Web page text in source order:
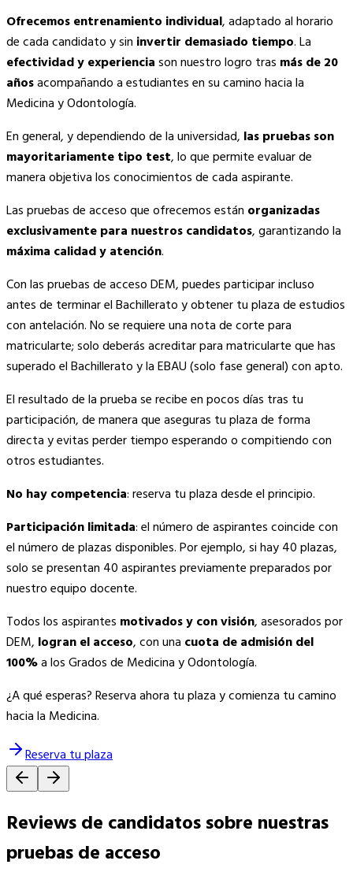
Ofrecemos entrenamiento individual, adaptado al horario
de cada candidato y sin invertir demasiado tiempo. La
efectividad y experienciason nuestro logro tras más de 20
añosacompañando a estudiantes en su camino hacia la
Medicina y Odontología.
En general, y dependiendo de la universidad, las pruebas son
mayoritariamente tipo test, lo que permite evaluar de
manera objetiva los conocimientos de cada aspirante.
Las pruebas de acceso que ofrecemos están organizadas
exclusivamente para nuestros candidatos, garantizando la
máxima calidad y atención.
Con las pruebas de acceso DEM, puedes participar incluso
antes de terminar el Bachillerato y obtener tu plaza de estudios
con antelación. No se requiere una nota de corte para
matricularte; solo deberás acreditar para matricularte que has
superado el Bachillerato y la EBAU (solo fase general) con apto.
El resultado de la prueba se recibe en pocos días tras tu
participación, de manera que aseguras tu plaza de forma
directa y evitas perder tiempo esperando o compitiendo con
otros estudiantes.
No hay competencia: reserva tu plaza desde el principio.
Participación limitada: el número de aspirantes coincide con
el número de plazas disponibles. Por ejemplo, si hay 40 plazas,
solo se presentan 40 aspirantes previamente preparados por
nuestro equipo docente.
Todos los aspirantes motivados y con visión, asesorados por
DEM, logran el acceso, con una cuota de admisión del
100%a los Grados de Medicina y Odontología.
¿A qué esperas? Reserva ahora tu plaza y comienza tu camino
hacia la Medicina.
Reserva tu plaza
Reviews de candidatos sobre nuestras
pruebas de acceso